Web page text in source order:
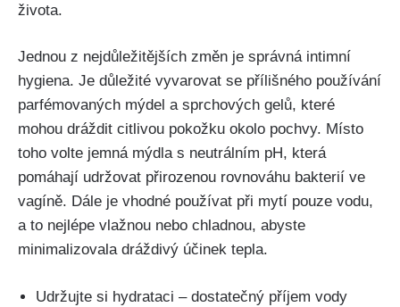
života.
Jednou z‍ nejdůležitějších změn je správná ‌intimní
hygiena. ‌Je důležité vyvarovat se ⁣přílišného⁤ používání​
parfémovaných ​mýdel a sprchových gelů, které
mohou dráždit citlivou pokožku okolo⁢ pochvy. Místo
toho‍ volte jemná⁤ mýdla s neutrálním pH, která
pomáhají udržovat přirozenou⁣ rovnováhu bakterií ve⁤
vagíně. Dále je ‍vhodné používat při mytí pouze vodu,
a to nejlépe ‍vlažnou nebo chladnou, abyste
minimalizovala dráždivý účinek tepla.
Udržujte si⁢ hydrataci – dostatečný příjem vody